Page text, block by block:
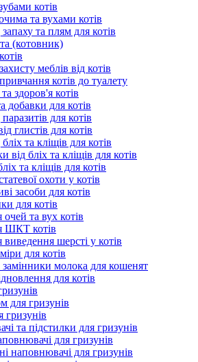
котів
та вухами котів
та плям для котів
(котовник)
меблів від котів
котів до туалету
здоров'я котів
добавки для котів
для котів
глистів для котів
та кліщів для котів
бліх та кліщів для котів
та кліщів для котів
охоти у котів
засоби для котів
для котів
очей та вух котів
ШКТ котів
виведення шерсті у котів
для котів
молока для кошенят
для котів
для гризунів
гризунів
та підстилки для гризунів
для гризунів
наповнювачі для гризунів